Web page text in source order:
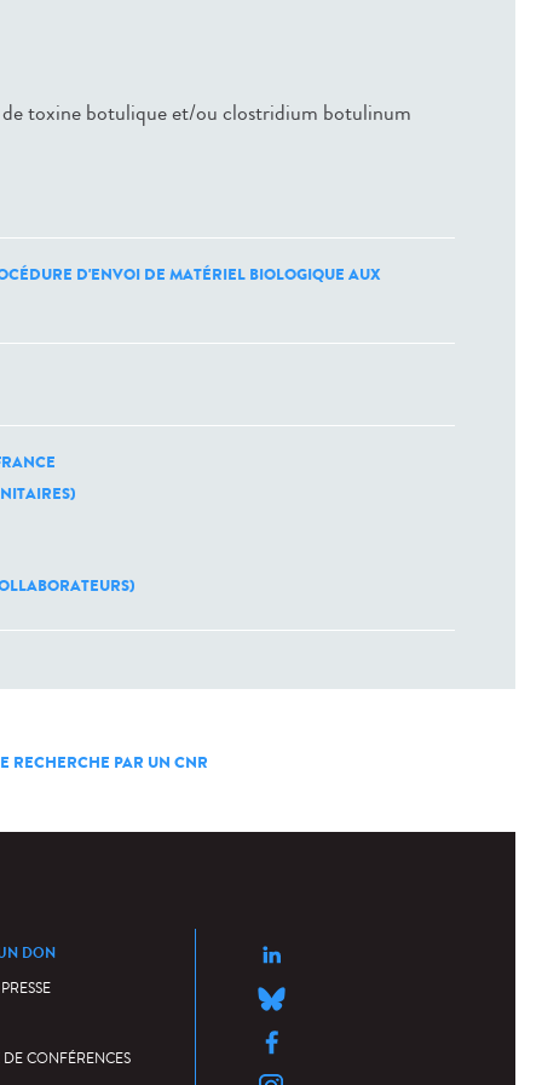
toxine botulique et/ou clostridium botulinum
D'ENVOI DE MATÉRIEL BIOLOGIQUE AUX
RECHERCHE PAR UN CNR
DON
DE CONFÉRENCES